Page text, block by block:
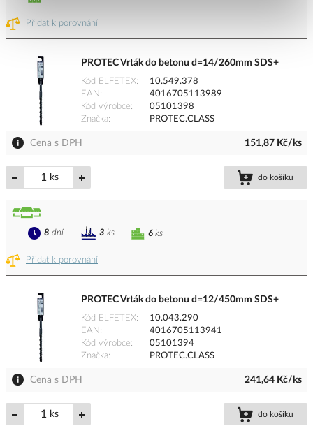
Přidat k porovnání
PROTEC Vrták do betonu d=14/260mm SDS+
Kód ELFETEX
10.549.378
EAN
4016705113989
Kód výrobce
05101398
Značka
PROTEC.CLASS
Cena s DPH 151,87 Kč/ks
ks do košíku
Přidat k porovnání
6 ks
8 dní 3 ks
PROTEC Vrták do betonu d=12/450mm SDS+
Kód ELFETEX
10.043.290
EAN
4016705113941
Kód výrobce
05101394
Značka
PROTEC.CLASS
Cena s DPH 241,64 Kč/ks
ks do košíku